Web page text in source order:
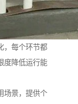
，每个环节都
度降低运行能
场景，提供个